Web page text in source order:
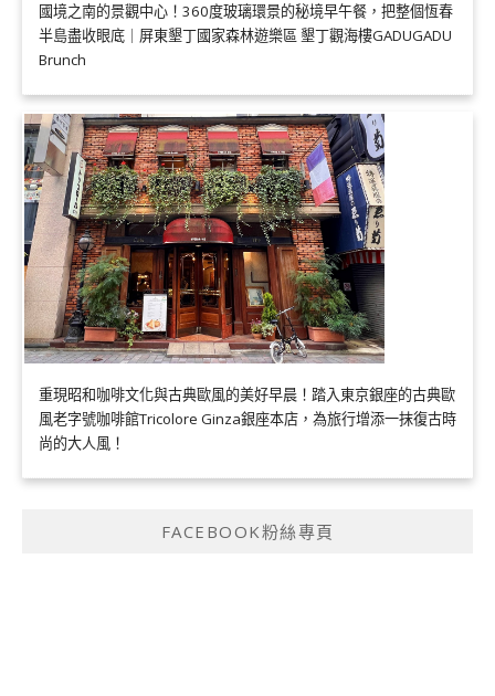
國境之南的景觀中心！360度玻璃環景的秘境早午餐，把整個恆春
半島盡收眼底｜屏東墾丁國家森林遊樂區 墾丁觀海樓GADUGADU
Brunch
重現昭和咖啡文化與古典歐風的美好早晨！踏入東京銀座的古典歐
風老字號咖啡館Tricolore Ginza銀座本店，為旅行增添一抹復古時
尚的大人風！
FACEBOOK粉絲專頁